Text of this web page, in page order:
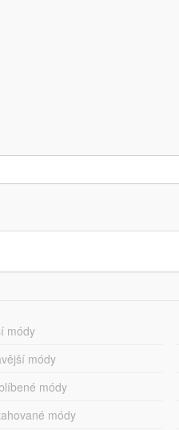
módy
módy
módy
módy